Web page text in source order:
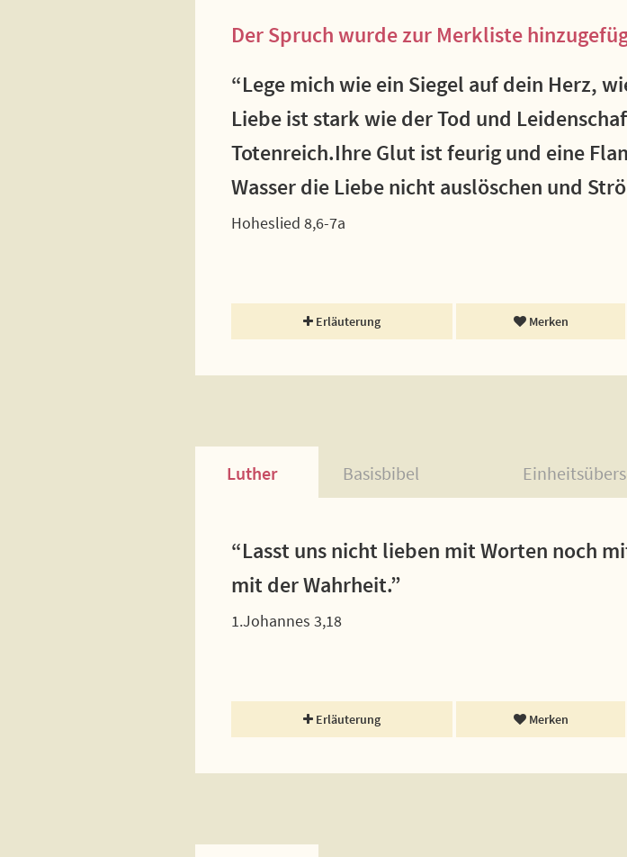
Der Spruch wurde zur Merkliste
“Lege mich wie ein Siegel auf dein Herz,
Liebe ist stark wie der Tod und
Totenreich.Ihre Glut ist feurig und eine
Wasser die Liebe nicht auslöschen und
Hoheslied 8,6-7a
Erläuterung Merken
Luther Basisbibel
“Lasst uns nicht lieben mit Worten noch
mit der Wahrheit.”
1.Johannes 3,18
Erläuterung Merken